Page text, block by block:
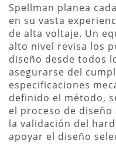
Spellman planea
en su vasta
de alta voltaje. Un
alto nivel revisa los
diseño desde todos
asegurarse del
especificaciones
definido el método,
el proceso de
la validación del
apoyar el diseño